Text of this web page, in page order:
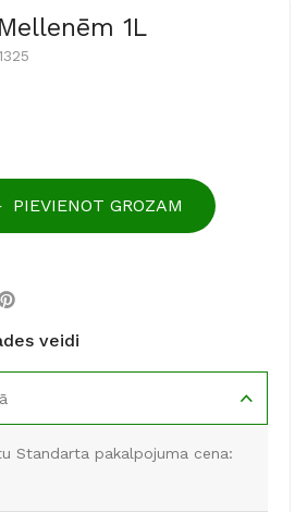
1L
PIEVIENOT GROZAM
veidi
Standarta pakalpojuma cena: